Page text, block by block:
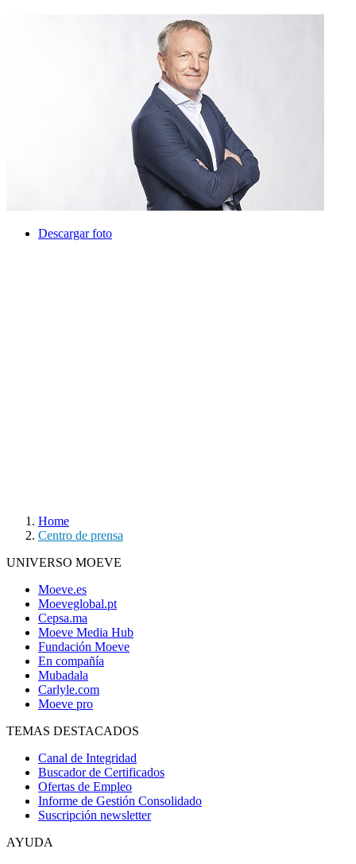
Descargar foto
Home
Centro de prensa
UNIVERSO MOEVE
Moeve.es
Moeveglobal.pt
Cepsa.ma
Moeve Media Hub
Fundación Moeve
En compañía
Mubadala
Carlyle.com
Moeve pro
TEMAS DESTACADOS
Canal de Integridad
Buscador de Certificados
Ofertas de Empleo
Informe de Gestión Consolidado
Suscripción newsletter
AYUDA